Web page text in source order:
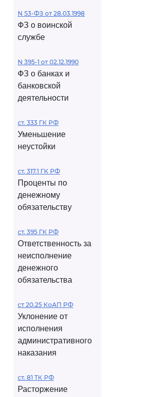
N 53-ФЗ от 28.03.1998
ФЗ о воинской
службе
N 395-1 от 02.12.1990
ФЗ о банках и
банковской
деятельности
ст. 333 ГК РФ
Уменьшение
неустойки
ст. 317.1 ГК РФ
Проценты по
денежному
обязательству
ст. 395 ГК РФ
Ответственность за
неисполнение
денежного
обязательства
ст 20.25 КоАП РФ
Уклонение от
исполнения
административного
наказания
ст. 81 ТК РФ
Расторжение